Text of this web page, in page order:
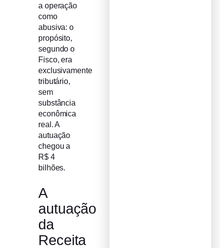
a operação
como
abusiva: o
propósito,
segundo o
Fisco, era
exclusivamente
tributário,
sem
substância
econômica
real. A
autuação
chegou a
R$ 4
bilhões.
A
autuação
da
Receita